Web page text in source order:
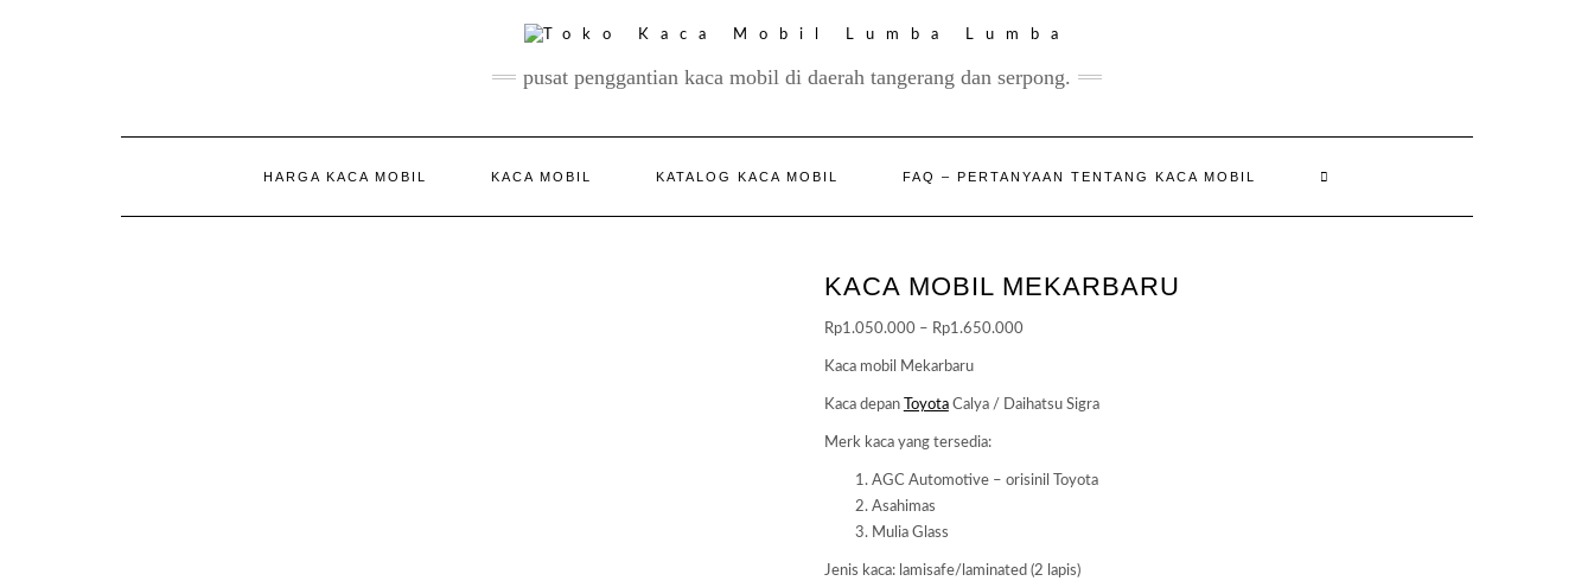
pusat penggantian kaca mobil di daerah tangerang dan serpong.
HARGA KACA MOBIL KACA MOBIL KATALOG KACA MOBIL FAQ – PERTANYAAN TENTANG KACA MOBIL
KACA MOBIL MEKARBARU
Rp1.050.000 – Rp1.650.000Price
through
Kaca mobil Mekarbaru
Kaca depan ToyotaCalya / Daihatsu Sigra
Merk kaca yang tersedia:
AGC Automotive – orisinil Toyota
Asahimas
Mulia Glass
Jenis kaca: lamisafe/laminated (2 lapis)